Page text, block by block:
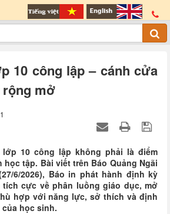
10 công lập – cánh cửa
mở
10 công lập không phải là điểm
tập. Bài viết trên Báo Quảng Ngãi
6/2026), Báo in phát hành định kỳ
cực về phân luồng giáo dục, mở
hợp với năng lực, sở thích và định
học sinh.